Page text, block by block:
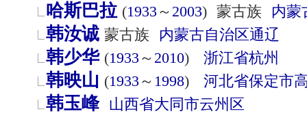
哈斯巴拉 (1933 ～ 2003) 蒙古族 内蒙
韩汝诚 蒙古族 内蒙古自治区通辽
韩少华 (1933 ～ 2010) 浙江省杭州
韩映山 (1933 ～ 1998) 河北省保定市
韩玉峰 山西省大同市云州区